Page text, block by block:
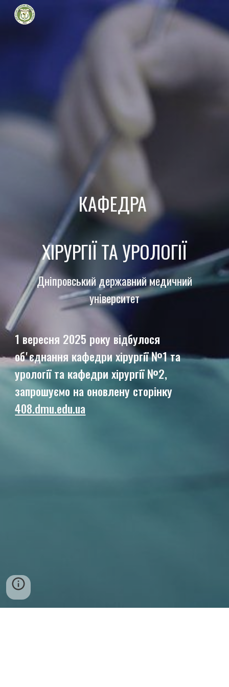
Skip to main content Skip to navigation
КАФЕДРА
ХІРУРГІЇТА УРОЛОГІЇ
Дніпровський державниймедичний
університет
1 вересня 2025 року відбулося
обʼєднання кафедри хірургії №1 та
урології та кафедри хірургії №2,
запрошуємо на оновлену сторінку
408.dmu.edu.ua